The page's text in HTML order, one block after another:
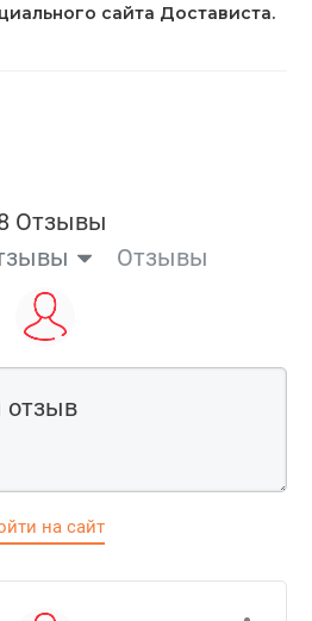
сайта Достависта.
Отзывы
Отзывы
на сайт